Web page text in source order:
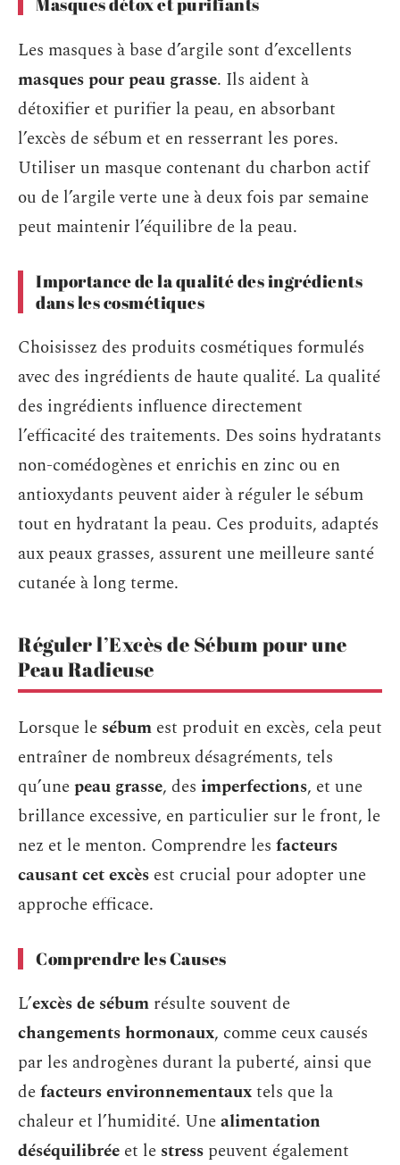
Les masques à base d’argile sont d’excellents
masques pour peau grasse. Ils aident à
détoxifier et purifier la peau, en absorbant
l’excès de sébum et en resserrant les pores.
Utiliser un masque contenant du charbon actif
ou de l’argile verte une à deux fois par semaine
peut maintenir l’équilibre de la peau.
Importance de la qualité des ingrédients
dans les cosmétiques
Choisissez des produits cosmétiques formulés
avec des ingrédients de haute qualité. La qualité
des ingrédients influence directement
l’efficacité des traitements. Des soins hydratants
non-comédogènes et enrichis en zinc ou en
antioxydants peuvent aider à réguler le sébum
tout en hydratant la peau. Ces produits, adaptés
aux peaux grasses, assurent une meilleure santé
cutanée à long terme.
Réguler l’Excès de Sébum pour une
Peau Radieuse
Lorsque le sébum est produit en excès, cela peut
entraîner de nombreux désagréments, tels
qu’unepeau grasse, des imperfections, et une
brillance excessive, en particulier sur le front, le
nez et le menton. Comprendre les facteurs
causant cet excès est crucial pour adopter une
approche efficace.
Comprendre les Causes
L’excès de sébum résulte souvent de
changements hormonaux, comme ceux causés
par les androgènes durant la puberté, ainsi que
defacteurs environnementauxtels que la
chaleur et l’humidité. Unealimentation
déséquilibrée et le stress peuvent également